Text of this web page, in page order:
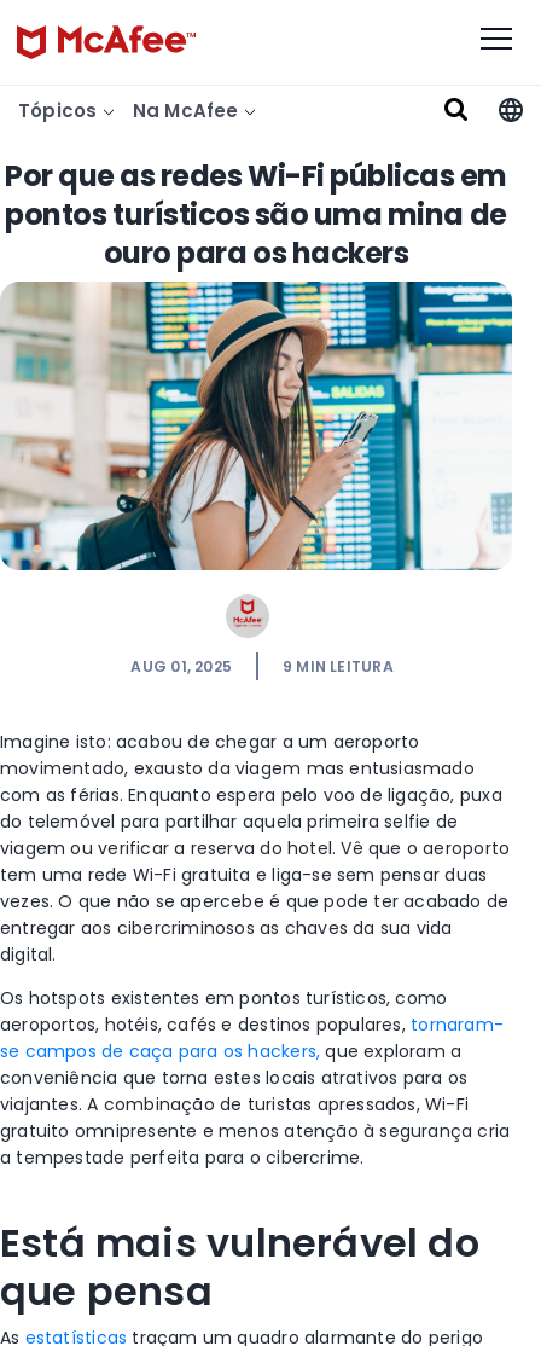
Tópicos Na McAfee
Por que as redes Wi-Fi públicas em
pontos turísticos são uma mina de
ouro para os hackers
AUG 01, 2025 9 MIN LEITURA
Imagine isto: acabou de chegar a um aeroporto
movimentado, exausto da viagem mas entusiasmado
com as férias. Enquanto espera pelo voo de ligação, puxa
do telemóvel para partilhar aquela primeira selfie de
viagem ou verificar a reserva do hotel. Vê que o aeroporto
tem uma rede Wi-Fi gratuita e liga-se sem pensar duas
vezes. O que não se apercebe é que pode ter acabado de
entregar aos cibercriminosos as chaves da sua vida
digital.
Os hotspots existentes em pontos turísticos, como
aeroportos, hotéis, cafés e destinos populares, tornaram-
se campos de caça para os hackers, que exploram a
conveniência que torna estes locais atrativos para os
viajantes. A combinação de turistas apressados, Wi-Fi
gratuito omnipresente e menos atenção à segurança cria
a tempestade perfeita para o cibercrime.
Está mais vulnerável do
que pensa
As estatísticas traçam um quadro alarmante do perigo